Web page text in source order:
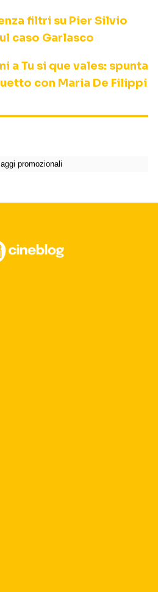
filtri su Pier Silvio
caso Garlasco
a Tu si que vales: spunta
con Maria De Filippi